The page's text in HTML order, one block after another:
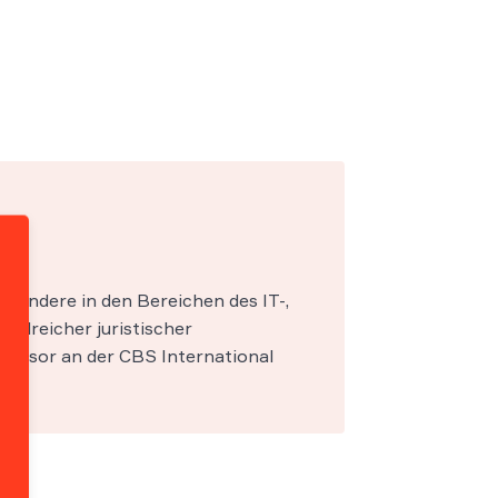
in den Bereichen des IT-,
juristischer
an der CBS International